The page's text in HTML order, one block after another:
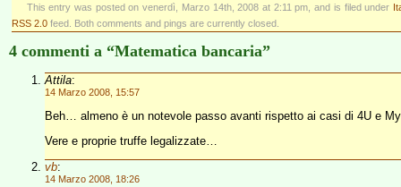
This entry was posted on venerdì, Marzo 14th, 2008 at 2:11 pm, and is filed under
RSS 2.0 feed. Both comments and pings are currently closed.
4 commenti a “Matematica bancaria”
Attila:
14 Marzo 2008, 15:57
Beh… almeno è un notevole passo avanti rispetto ai casi di 4U e
Vere e proprie truffe legalizzate…
vb:
14 Marzo 2008, 18:26